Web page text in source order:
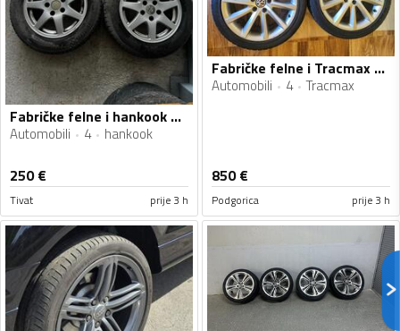
Fabričke felne i hankook gume
Automobili 4 hankook
250€
Tivat prije 3 h
Fabričke felne i Tracmax gume
Automobili 4 Tracmax
850€
Podgorica prije 3 h